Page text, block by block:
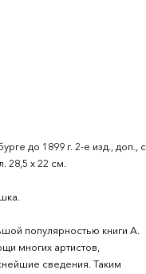
до 1899 г. 2-е изд., доп., с
28,5 х 22 см.
популярностью книги А.
многих артистов,
сведения. Таким